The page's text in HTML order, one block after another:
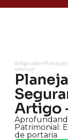
Artigo sobre
serviços
Artigo
Patrimonial:
de portaria